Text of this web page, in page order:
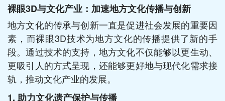
裸眼3D与文化产业：加速地方文化传播与创新
地方文化的传承与创新一直是促进社会发展的重要因
素，而裸眼3D技术为地方文化的传播提供了新的手
段。通过技术的支持，地方文化不仅能够以更生动、
更吸引人的方式呈现，还能够更好地与现代化需求接
轨，推动文化产业的发展。
1. 助力文化遗产保护与传播